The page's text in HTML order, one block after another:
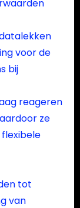
voor de
bij
reageren
ze
tot
van